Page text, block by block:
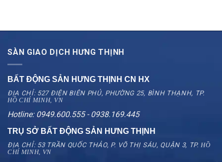
SÀN GIAO DỊCH HƯNG THỊNH
BẤT ĐỘNG SẢN HƯNG THỊNH CN HX
ĐỊA CHỈ: 527 ĐIỆN BIÊN PHỦ, PHƯỜNG 25, BÌNH THẠNH, TP.
HỒ CHÍ MINH, VN
Hotline: 0949.600.555 - 0938.169.445
TRỤ SỞ BẤT ĐỘNG SẢN HƯNG THỊNH
ĐỊA CHỈ: 53 TRẦN QUỐC THẢO, P. VÕ THỊ SÁU, QUẬN 3, TP.HỒ
CHÍ MINH, VN